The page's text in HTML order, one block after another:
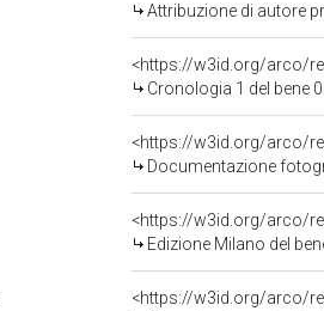
Attribuzione di autore
<https://w3id.org/arco/
Cronologia 1 del bene
<https://w3id.org/arco/
Documentazione
<https://w3id.org/arco/
Edizione Milano del
<https://w3id.org/arco/